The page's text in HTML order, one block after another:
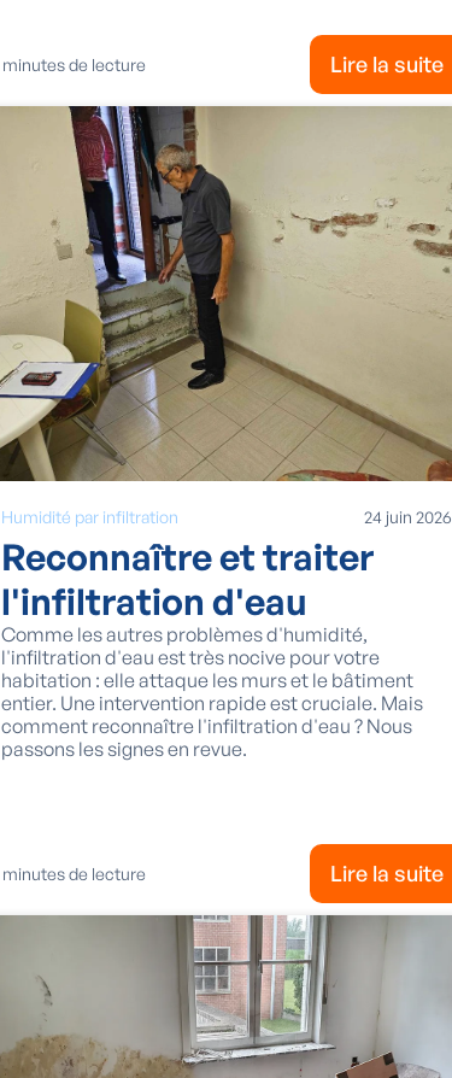
minutes de lecture Lire la suite
Humidité par infiltration 24 juin 2026
Reconnaître et traiter
l'infiltration d'eau
Comme les autres problèmes d'humidité,
l'infiltration d'eau est très nocive pour votre
habitation : elle attaque les murs et le bâtiment
entier. Une intervention rapide est cruciale. Mais
comment reconnaître l'infiltration d'eau ? Nous
passons les signes en revue.
minutes de lecture Lire la suite